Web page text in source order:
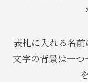
表札に入れる名前
文字の背景は一つ